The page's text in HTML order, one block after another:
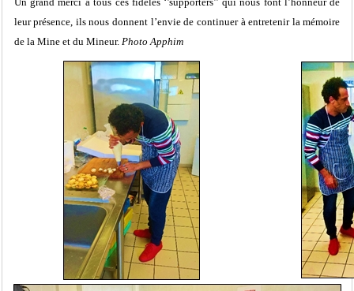
leur présence, ils nous donnent l’envie de continuer à entretenir la mémoire
de la Mine et du Mineur. Photo Apphim